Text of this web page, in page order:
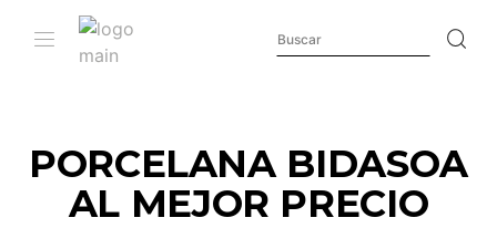
PORCELANA BIDASOA
AL MEJOR PRECIO